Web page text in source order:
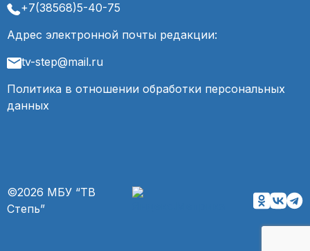
+7(38568)5-40-75
Адрес электронной почты редакции:
tv-step@mail.ru
Политика в отношении обработки персональных
данных
©2026 МБУ “ТВ
Степь”